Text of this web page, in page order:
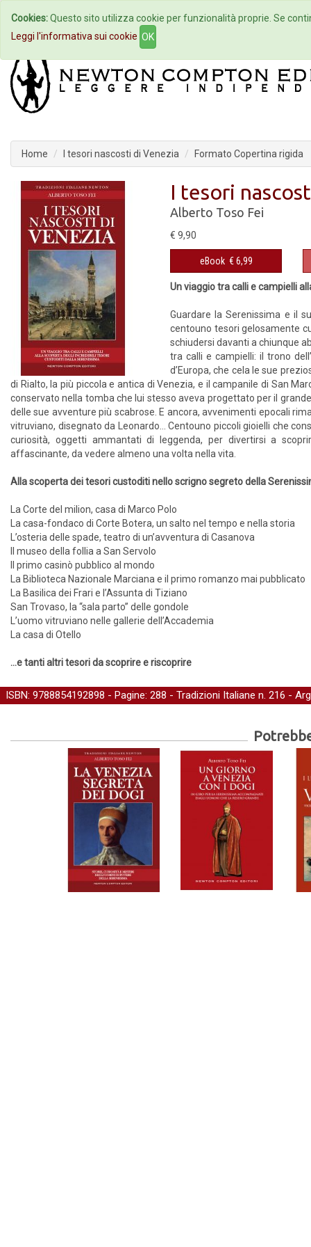
Home Autori Eventi
Home I tesori nascosti di Venezia Formato Copertina rigida
I tesori
Alberto Toso Fei
€ 9,90
eBook € 6,99
Un viaggio tra calli e campielli
Guardare la Serenissima e il
centouno tesori gelosamente
schiudersi davanti a chiunque
tra calli e campielli: il trono
d’Europa, che cela le sue
di Rialto, la più piccola e antica di Venezia, e il campanile di San
conservato nella tomba che lui stesso aveva progettato per il
delle sue avventure più scabrose. E ancora, avvenimenti epocali
vitruviano, disegnato da Leonardo… Centouno piccoli gioielli che
curiosità, oggetti ammantati di leggenda, per divertirsi a
affascinante, da vedere almeno una volta nella vita.
Alla scoperta dei tesori custoditi nello scrigno segreto della
La Corte del milion, casa di Marco Polo
La casa-fondaco di Corte Botera, un salto nel tempo e nella storia
L’osteria delle spade, teatro di un’avventura di Casanova
Il museo della follia a San Servolo
Il primo casinò pubblico al mondo
La Biblioteca Nazionale Marciana e il primo romanzo mai pubblicato
La Basilica dei Frari e l’Assunta di Tiziano
San Trovaso, la “sala parto” delle gondole
L’uomo vitruviano nelle gallerie dell’Accademia
La casa di Otello
...e tanti altri tesori da scoprire e riscoprire
ISBN: 9788854192898 - Pagine: 288 - Tradizioni Italiane n. 216 -
Cookies:Questo sito utilizza cookie per funzionalità proprie. Se
Leggi l'informativa sui cookie OK